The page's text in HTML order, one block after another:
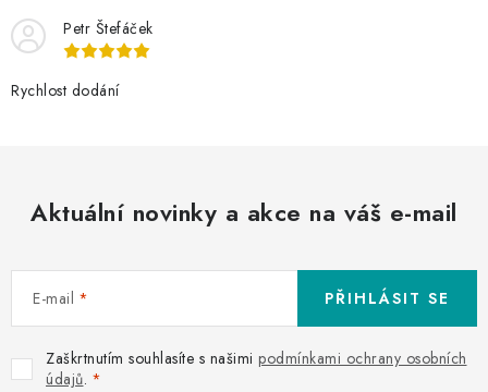
Petr Štefáček
Rychlost dodání
Aktuální novinky a akce na váš e-mail
E-mail
Zaškrtnutím souhlasíte s našimi podmínkami ochrany osobních
údajů.
PŘIHLÁSIT SE